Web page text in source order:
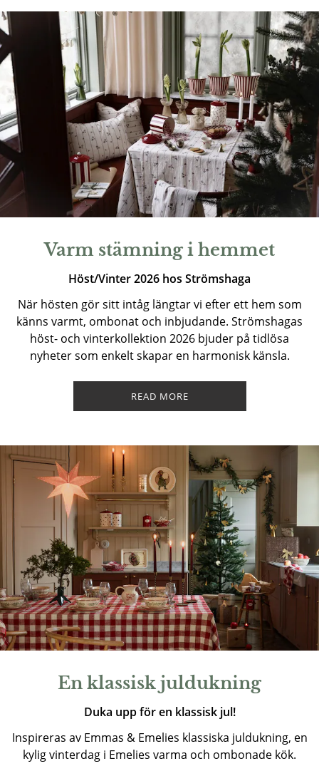
Varm stämning i hemmet
Höst/Vinter 2026 hos Strömshaga
När hösten gör sitt intåg längtar vi efter ett hem som
känns varmt, ombonat och inbjudande. Strömshagas
höst- och vinterkollektion 2026 bjuder på tidlösa
nyheter som enkelt skapar en harmonisk känsla.
READ MORE
En klassisk juldukning
Duka upp för en klassisk jul!
Inspireras av Emmas & Emelies klassiska juldukning, en
kylig vinterdag i Emelies varma och ombonade kök.